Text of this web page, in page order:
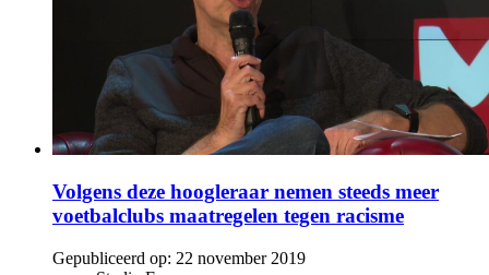
Volgens deze hoogleraar nemen steeds meer
voetbalclubs maatregelen tegen racisme
Gepubliceerd op: 22 november 2019